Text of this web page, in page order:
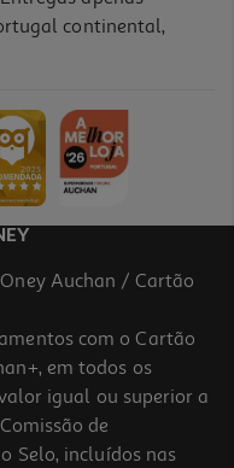
continental,
Auchan / Cartão
com o Cartão
em todos os
igual ou superior a
de
Selo, incluídos nas